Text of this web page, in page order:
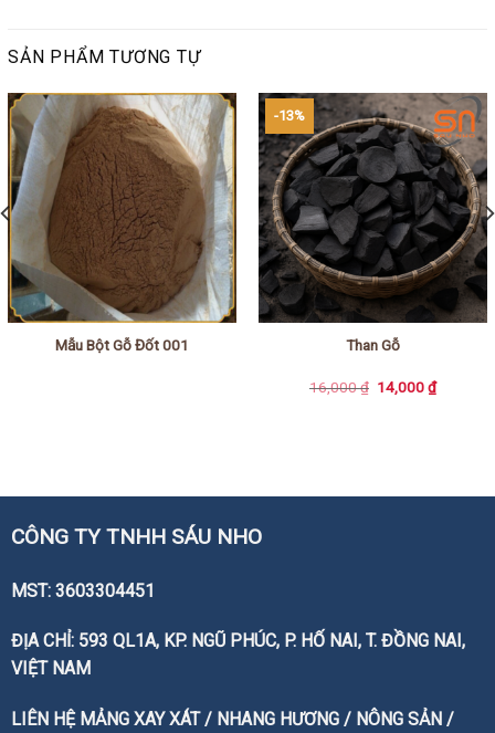
SẢN PHẨM TƯƠNG TỰ
Mẫu Bột Gỗ Đốt 001
-13%
Than Gỗ
16,000₫ Giá
gốc
14,000₫Giá
hiện
CÔNG TY TNHH SÁU NHO
MST: 3603304451
ĐỊA CHỈ: 593 QL1A, KP. NGŨ PHÚC, P. HỐ NAI, T. ĐỒNG NAI,
VIỆT NAM
LIÊN HỆ MẢNG XAY XÁT / NHANG HƯƠNG / NÔNG SẢN /